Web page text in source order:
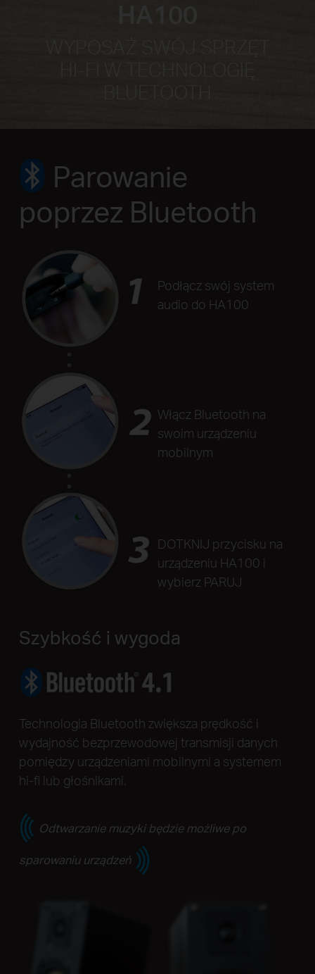
Parowanie
poprzez Bluetooth
Podłącz swój system
audio do HA100
Włącz Bluetooth na
swoim urządzeniu
mobilnym
DOTKNIJ przycisku na
urządzeniu HA100 i
wybierz PARUJ
Szybkość i wygoda
Technologia Bluetooth zwiększa prędkość i
wydajność bezprzewodowej transmisji danych
pomiędzy urządzeniami mobilnymi a systemem
hi-fi lub głośnikami.
Odtwarzanie muzyki będzie możliwe po
sparowaniu urządzeń